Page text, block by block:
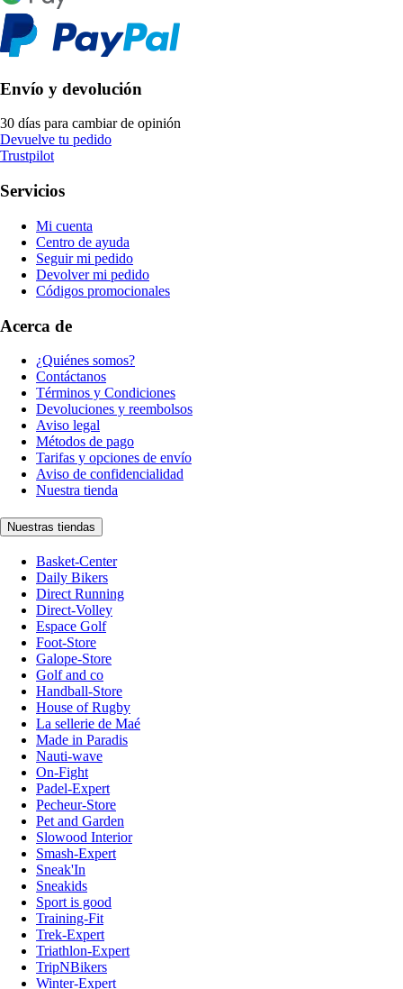
Envío y devolución
30 días para cambiar de opinión
Devuelve tu pedido
Trustpilot
Servicios
Mi cuenta
Centro de ayuda
Seguir mi pedido
Devolver mi pedido
Códigos promocionales
Acerca de
¿Quiénes somos?
Contáctanos
Términos y Condiciones
Devoluciones y reembolsos
Aviso legal
Métodos de pago
Tarifas y opciones de envío
Aviso de confidencialidad
Nuestra tienda
Nuestras tiendas
Basket-Center
Daily Bikers
Direct Running
Direct-Volley
Espace Golf
Foot-Store
Galope-Store
Golf and co
Handball-Store
House of Rugby
La sellerie de Maé
Made in Paradis
Nauti-wave
On-Fight
Padel-Expert
Pecheur-Store
Pet and Garden
Slowood Interior
Smash-Expert
Sneak'In
Sneakids
Sport is good
Training-Fit
Trek-Expert
Triathlon-Expert
TripNBikers
Winter-Expert